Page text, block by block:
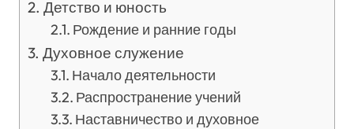
Детство и юность
Рождение и ранние годы
Духовное служение
Начало деятельности
Распространение учений
Наставничество и духовное